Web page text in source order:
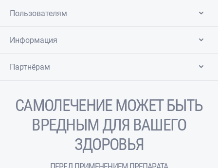
Пользователям
Информация
Партнёрам
САМОЛЕЧЕНИЕ МОЖЕТ БЫТЬ
ВРЕДНЫМ ДЛЯ ВАШЕГО
ЗДОРОВЬЯ